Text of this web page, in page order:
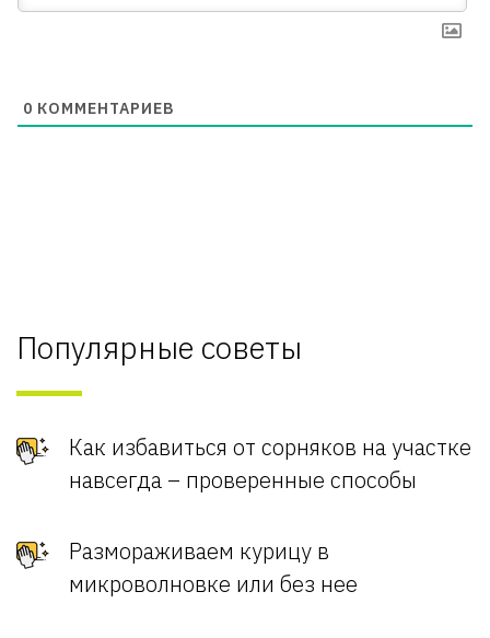
0 КОММЕНТАРИЕВ
Популярные советы
Как избавиться от сорняков на участке
навсегда – проверенные способы
Размораживаем курицу в
микроволновке или без нее